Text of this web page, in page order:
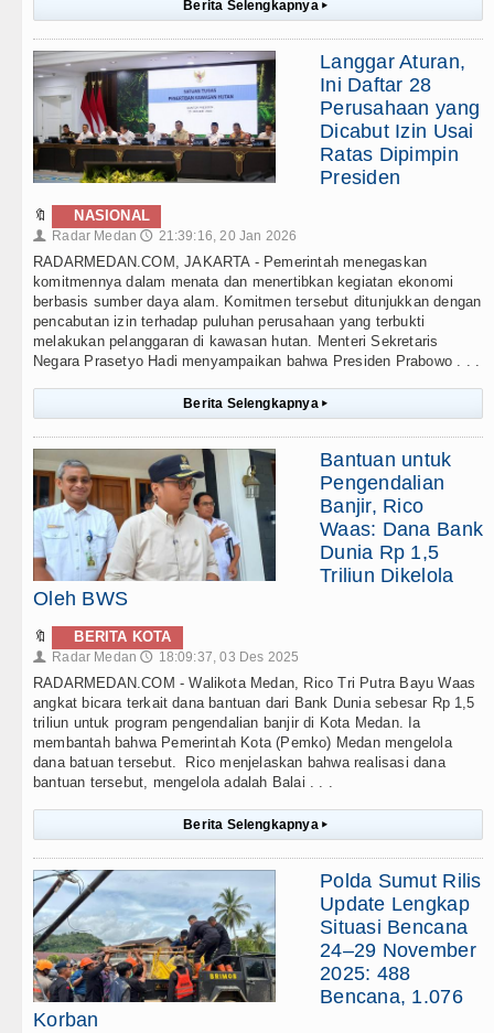
Berita Selengkapnya ▸
Langgar Aturan,
Ini Daftar 28
Perusahaan yang
Dicabut Izin Usai
Ratas Dipimpin
Presiden
🔖 NASIONAL
👤 Radar Medan 🕔 21:39:16, 20 Jan 2026
RADARMEDAN.COM, JAKARTA - Pemerintah menegaskan
komitmennya dalam menata dan menertibkan kegiatan ekonomi
berbasis sumber daya alam. Komitmen tersebut ditunjukkan dengan
pencabutan izin terhadap puluhan perusahaan yang terbukti
melakukan pelanggaran di kawasan hutan. Menteri Sekretaris
Negara Prasetyo Hadi menyampaikan bahwa Presiden Prabowo . . .
Berita Selengkapnya ▸
Bantuan untuk
Pengendalian
Banjir, Rico
Waas: Dana Bank
Dunia Rp 1,5
Triliun Dikelola
Oleh BWS
🔖 BERITA KOTA
👤 Radar Medan 🕔 18:09:37, 03 Des 2025
RADARMEDAN.COM - Walikota Medan, Rico Tri Putra Bayu Waas
angkat bicara terkait dana bantuan dari Bank Dunia sebesar Rp 1,5
triliun untuk program pengendalian banjir di Kota Medan. Ia
membantah bahwa Pemerintah Kota (Pemko) Medan mengelola
dana batuan tersebut. Rico menjelaskan bahwa realisasi dana
bantuan tersebut, mengelola adalah Balai . . .
Berita Selengkapnya ▸
Polda Sumut Rilis
Update Lengkap
Situasi Bencana
24–29 November
2025: 488
Bencana, 1.076
Korban